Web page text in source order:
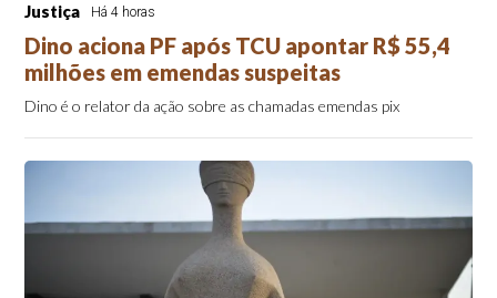
Justiça Há 4 horas
Dino aciona PF após TCU apontar R$ 55,4
milhões em emendas suspeitas
Dino é o relator da ação sobre as chamadas emendas pix